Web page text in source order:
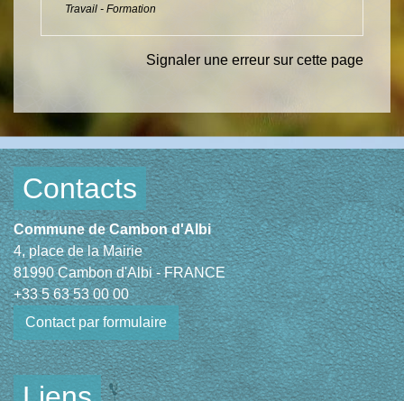
Travail - Formation
Signaler une erreur sur cette page
Contacts
Commune de Cambon d'Albi
4, place de la Mairie
81990 Cambon d'Albi - FRANCE
+33 5 63 53 00 00
Contact par formulaire